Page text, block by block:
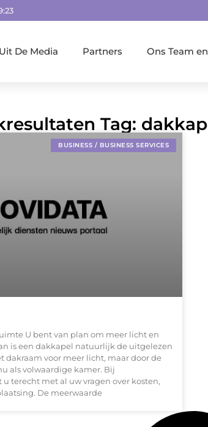
Uit De Media Partners Ons Team
Tag:
BUSINESS / BUSINESS SERVICES
U bent van plan om meer licht en
is een dakkapel natuurlijk de uitgelezen
voor meer licht, maar door de
als volwaardige kamer. Bij
terecht met al uw vragen over kosten,
De meerwaarde